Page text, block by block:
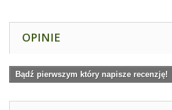
OPINIE
Bądź pierwszym który napisze recenzję!